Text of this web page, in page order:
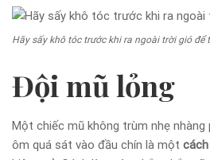
Hãy sấy khô tóc trước khi ra ngoài trời gió để
Đội mũ lỏng
Một chiếc mũ không trùm nhẹ nhàng
ôm quá sát vào đầu chín là một